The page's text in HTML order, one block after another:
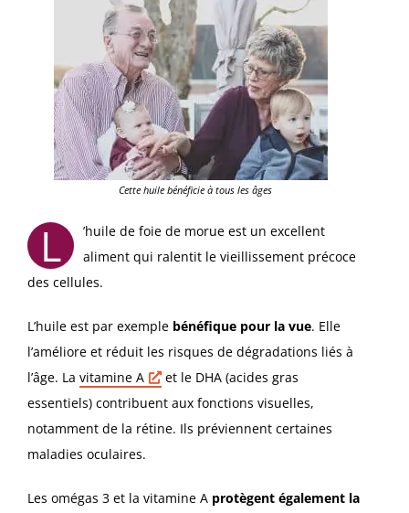
Cette huile bénéficie à tous les âges
L
’huile de foie de morue est un excellent
aliment qui ralentit le vieillissement précoce
des cellules.
L’huile est par exemple bénéfique pour la vue. Elle
l’améliore et réduit les risques de dégradations liés à
l’âge. La vitamine A
et le DHA (acides gras
essentiels) contribuent aux fonctions visuelles,
notamment de la rétine. Ils préviennent certaines
maladies oculaires.
Les omégas 3 et la vitamine A protègent également la